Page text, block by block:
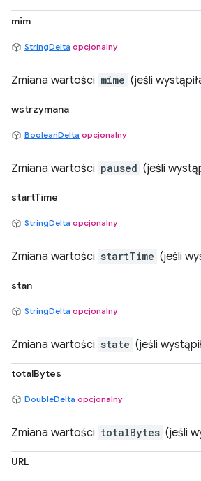
mim
StringDelta opcjonalny
Zmiana wartości mime (jeśli
wstrzymana
BooleanDelta opcjonalny
Zmiana wartości paused (jeśli
startTime
StringDelta opcjonalny
Zmiana wartości startTime (jeśli
stan
StringDelta opcjonalny
Zmiana wartości state (jeśli
totalBytes
DoubleDelta opcjonalny
Zmiana wartości totalBytes (jeśli
URL